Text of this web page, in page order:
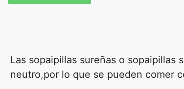
Las sopaipillas sureñas o
neutro,por lo que se pueden comer